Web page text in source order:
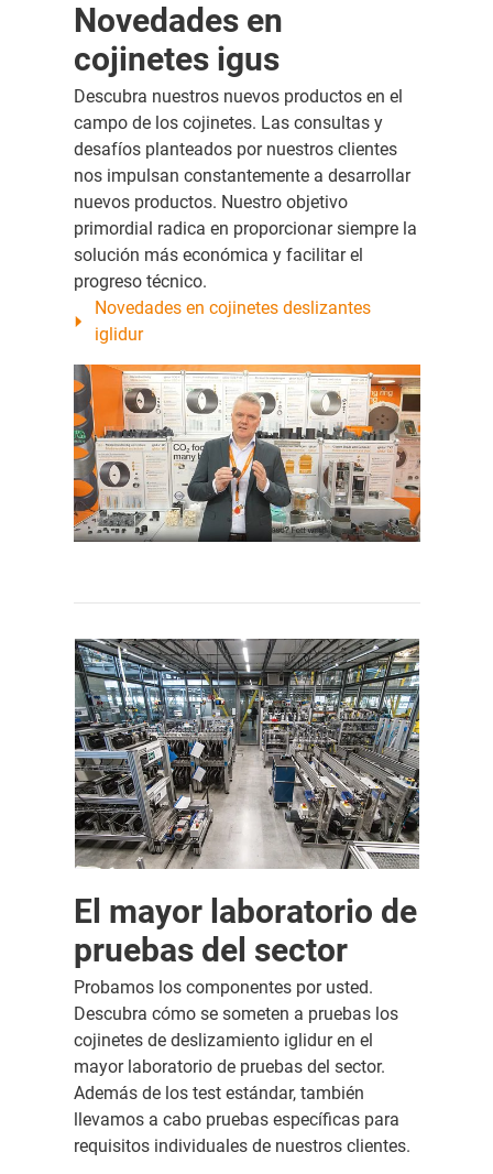
Novedades en
cojinetes igus
Descubra nuestros nuevos productos en el
campo de los cojinetes. Las consultas y
desafíos planteados por nuestros clientes
nos impulsan constantemente a desarrollar
nuevos productos. Nuestro objetivo
primordial radica en proporcionar siempre la
solución más económica y facilitar el
progreso técnico.
Novedades en cojinetes deslizantes
iglidur
El mayor laboratorio de
pruebas del sector
Probamos los componentes por usted.
Descubra cómo se someten a pruebas los
cojinetes de deslizamiento iglidur en el
mayor laboratorio de pruebas del sector.
Además de los test estándar, también
llevamos a cabo pruebas específicas para
requisitos individuales de nuestros clientes.